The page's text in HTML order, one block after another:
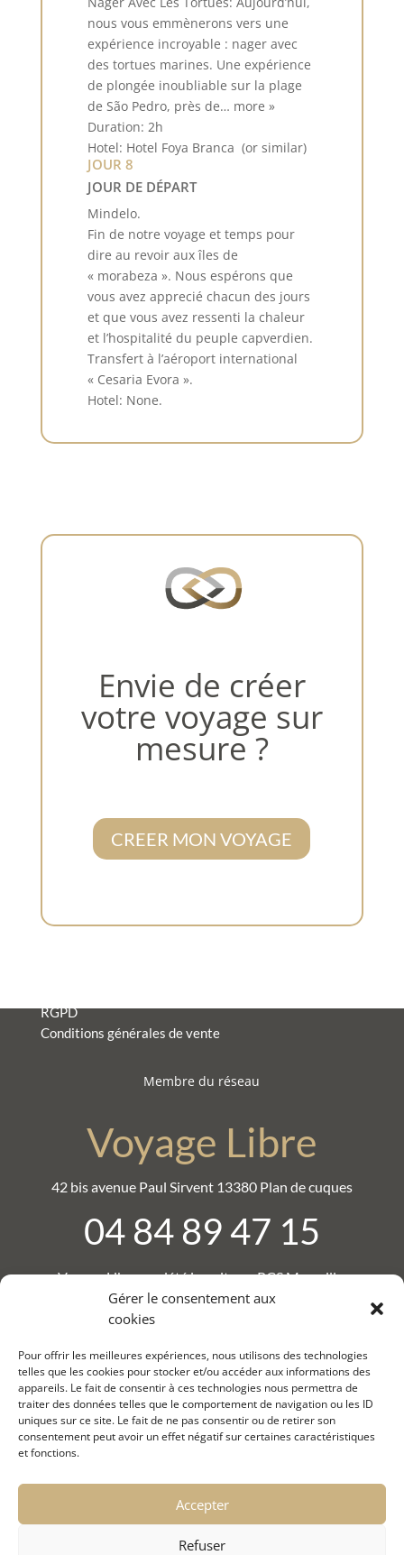
Gérer le consentement aux
cookies
Pour offrir les meilleures expériences, nous utilisons des technologies
telles que les cookies pour stocker et/ou accéder aux informations des
appareils. Le fait de consentir à ces technologies nous permettra de
traiter des données telles que le comportement de navigation ou les ID
uniques sur ce site. Le fait de ne pas consentir ou de retirer son
consentement peut avoir un effet négatif sur certaines caractéristiques
et fonctions.
Accepter
Refuser
nous vous emmènerons vers une
expérience incroyable : nager avec
des tortues marines. Une expérience
de plongée inoubliable sur la plage
de São Pedro, près de… more »
Duration: 2h
Hotel: Hotel Foya Branca (or similar)
JOUR 8
JOUR DE DÉPART
Mindelo.
Fin de notre voyage et temps pour
dire au revoir aux îles de
« morabeza ». Nous espérons que
vous avez apprecié chacun des jours
et que vous avez ressenti la chaleur
et l’hospitalité du peuple capverdien.
Transfert à l’aéroport international
« Cesaria Evora ».
Hotel: None.
Envie de créer
votre voyage sur
mesure ?
CREER MON VOYAGE
RGPD
Conditions générales de vente
Membre du réseau
Voyage Libre
42 bis avenue Paul Sirvent 13380 Plan de cuques
04 84 89 47 15
Voyage Libre, société inscrite au RCS Marseille,
numéro : B 881 920 623.
Numéro de SIRET : 88192062300017 .
© S-MARTIN 2026